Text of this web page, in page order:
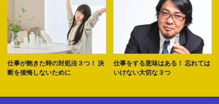
仕事が飽きた時の対処法３つ！ 決
断を後悔しないために
仕事をする意味はある！ 忘れては
いけない大切な３つ